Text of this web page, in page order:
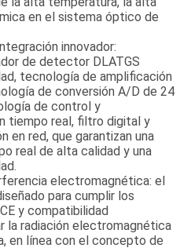
en el sistema óptico de
innovador:
de detector DLATGS
tecnología de amplificación
de conversión A/D de 24
de control y
tiempo real, filtro digital y
en red, que garantizan una
real de alta calidad y una
electromagnética: el
para cumplir los
y compatibilidad
la radiación electromagnética
en línea con el concepto de